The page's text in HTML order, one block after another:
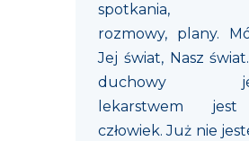
spotkania,
rozmowy, plany.
Jej świat, Nasz
duchowy
lekarstwem
człowiek. Już nie